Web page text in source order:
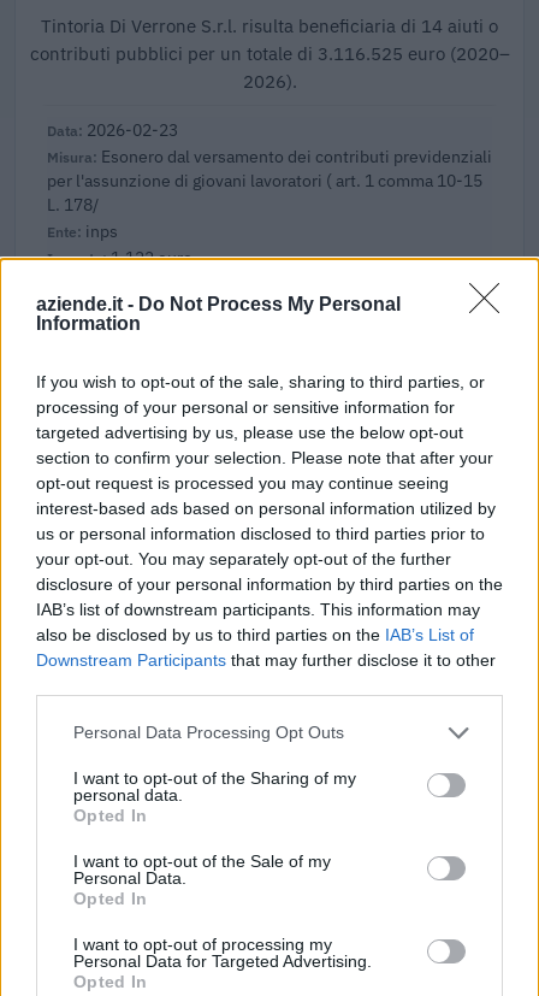
aziende.it - Do Not Process My Personal
Information
If you wish to opt-out of the sale, sharing to third parties, or
processing of your personal or sensitive information for
targeted advertising by us, please use the below opt-out
section to confirm your selection. Please note that after your
opt-out request is processed you may continue seeing
interest-based ads based on personal information utilized by
us or personal information disclosed to third parties prior to
your opt-out. You may separately opt-out of the further
disclosure of your personal information by third parties on the
IAB’s list of downstream participants. This information may
also be disclosed by us to third parties on the IAB’s List of
Downstream Participants that may further disclose it to other
Personal Data Processing Opt Outs
I want to opt-out of the Sharing of my
personal data.
Opted In
I want to opt-out of the Sale of my
Personal Data.
Opted In
I want to opt-out of processing my
Personal Data for Targeted Advertising.
Opted In
Tintoria Di Verrone S.r.l. risulta beneficiaria di 14 aiuti o
contributi pubblici per un totale di 3.116.525 euro (2020–
2026).
2026-02-23
Esonero dal versamento dei contributi previdenziali
per l'assunzione di giovani lavoratori ( art. 1 comma 10-15
L. 178/
inps
1.122 euro
2026-01-29
Esonero dal versamento dei contributi previdenziali
L. 178/
inps
3.672 euro
2025-11-03
Agevolazioni a favore delle imprese a forte
consumo di energia elettrica
Cassa per i servizi energetici e ambientali CSEA
138.981 euro
2025-07-08
Avviso Pubblico ISI 2023
INAIL - Direzione Centrale Prevenzione
2025-06-20
Agevolazioni a favore delle imprese a forte
consumo di energia elettrica
111.070 euro
Agevolazioni a favore delle imprese a forte
consumo di energia elettrica